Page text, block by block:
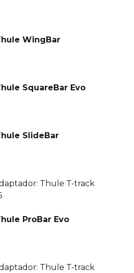
WingBar
SquareBar Evo
SlideBar
Thule T-track
ProBar Evo
Thule T-track